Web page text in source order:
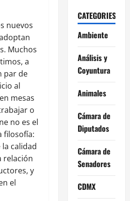
nuevos
Muchos
a
par de
al
mesas
o
no es el
filosofía:
calidad
relación
y
el
CATEGORIES
Ambiente
Análisis y
Coyuntura
Animales
Cámara de
Diputados
Cámara de
Senadores
CDMX